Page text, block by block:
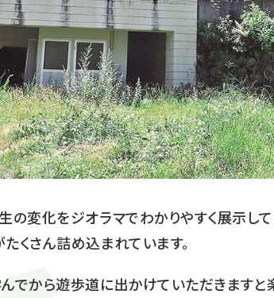
の変化をジオラマでわかりやすく展示し
くさん詰め込まれています。
でから遊歩道に出かけていただきますと